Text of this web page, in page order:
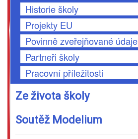
Historie školy
Projekty EU
Povinně zveřejňované údaje
Partneři školy
Pracovní příležitosti
Ze života školy
Soutěž Modelium